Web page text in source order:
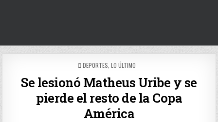
POSTED
DEPORTES LO ÚLTIMO
Se lesionó Matheus Uribe y se
pierde el resto de la Copa
América